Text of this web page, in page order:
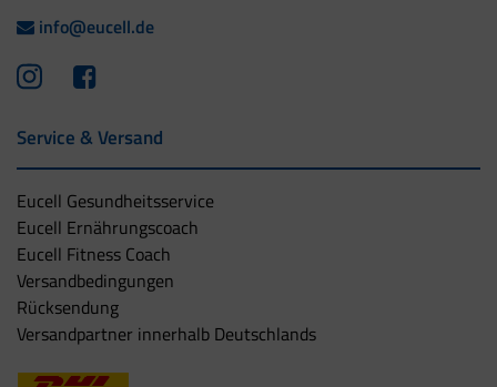
info@eucell.de
Service & Versand
Eucell Gesundheitsservice
Eucell Ernährungscoach
Eucell Fitness Coach
Versandbedingungen
Rücksendung
Versandpartner innerhalb Deutschlands